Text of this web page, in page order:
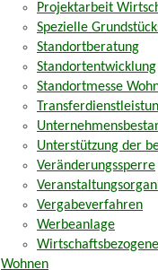
Projektarbeit
Spezielle
Standortberatung
Standortentwicklung
Standortmesse
Unterstützung der
Veränderungssperre
Vergabeverfahren
Werbeanlage
Wohnen